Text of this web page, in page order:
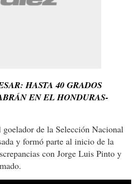
HASTA 40 GRADOS
EN EL HONDURAS-
de la Selección Nacional
y formó parte al inicio de la
con Jorge Luis Pinto y